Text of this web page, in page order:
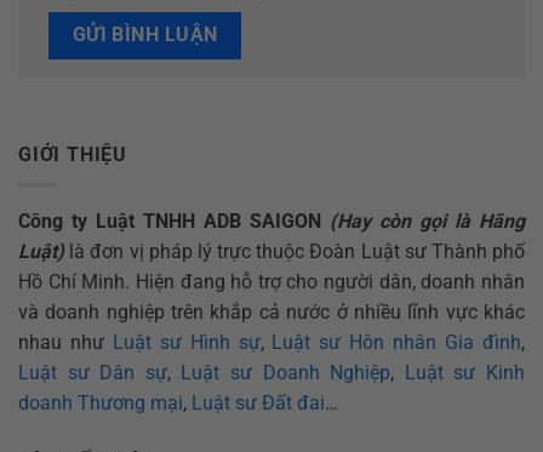
GIỚI THIỆU
Công ty Luật TNHH ADB SAIGON (Hay còn gọi là Hãng
Luật) là đơn vị pháp lý trực thuộc Đoàn Luật sư Thành phố
Hồ Chí Minh. Hiện đang hỗ trợ cho người dân, doanh nhân
và doanh nghiệp trên khắp cả nước ở nhiều lĩnh vực khác
nhau như Luật sư Hình sự, Luật sư Hôn nhân Gia đình,
Luật sư Dân sự, Luật sư Doanh Nghiệp, Luật sư Kinh
doanh Thương mại, Luật sư Đất đai…